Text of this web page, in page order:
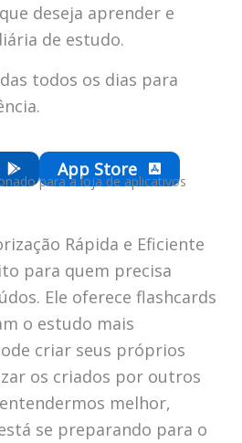
deseja aprender e
de estudo.
todos os dias para
App Store
para a loja de aplicativos
Rápida e Eficiente
para quem precisa
Ele oferece flashcards
o estudo mais
criar seus próprios
os criados por outros
melhor,
se preparando para o